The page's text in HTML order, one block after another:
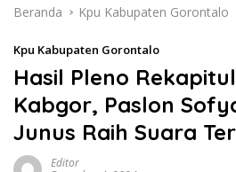
Beranda Kpu Kabupaten Gorontalo
Kpu Kabupaten Gorontalo
Hasil Pleno
Kabgor, Paslon
Junus Raih Suara
Editor